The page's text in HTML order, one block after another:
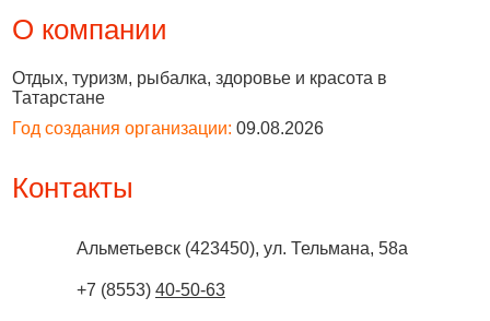
О компании
Отдых, туризм, рыбалка, здоровье и красота в
Татарстане
Год создания организации: 09.08.2026
Контакты
Альметьевск (423450), ул. Тельмана, 58а
+7 (8553) 40-50-63